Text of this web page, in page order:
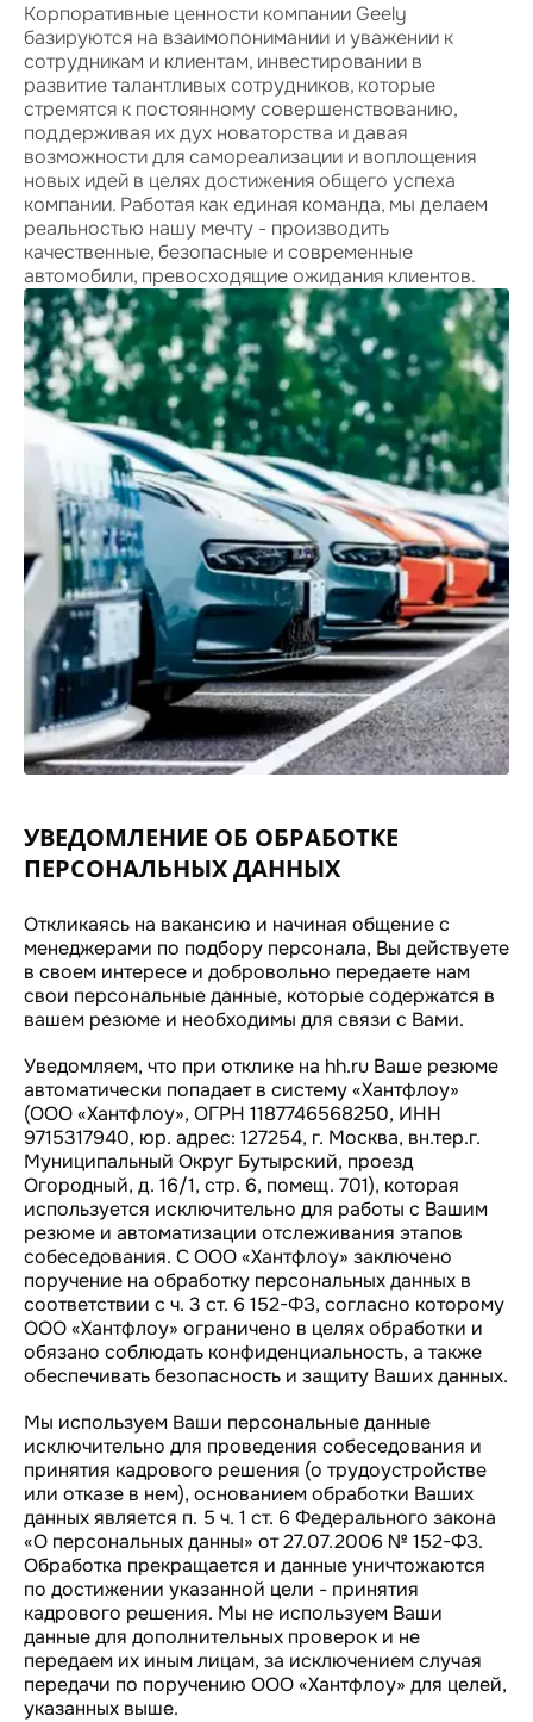
Корпоративные ценности компании Geely
базируются на взаимопонимании и уважении к
сотрудникам и клиентам, инвестировании в
развитие талантливых сотрудников, которые
стремятся к постоянному совершенствованию,
поддерживая их дух новаторства и давая
возможности для самореализации и воплощения
новых идей в целях достижения общего успеха
компании. Работая как единая команда, мы делаем
реальностью нашу мечту - производить
качественные, безопасные и современные
автомобили, превосходящие ожидания клиентов.
УВЕДОМЛЕНИЕ ОБ ОБРАБОТКЕ
ПЕРСОНАЛЬНЫХ ДАННЫХ
Откликаясь на вакансию и начиная общение с
менеджерами по подбору персонала, Вы действуете
в своем интересе и добровольно передаете нам
свои персональные данные, которые содержатся в
вашем резюме и необходимы для связи с Вами.
Уведомляем, что при отклике на hh.ru Ваше резюме
автоматически попадает в систему «Хантфлоу»
(ООО «Хантфлоу», ОГРН 1187746568250, ИНН
9715317940, юр. адрес: 127254, г. Москва, вн.тер.г.
Муниципальный Округ Бутырский, проезд
Огородный, д. 16/1, стр. 6, помещ. 701), которая
используется исключительно для работы с Вашим
резюме и автоматизации отслеживания этапов
собеседования. С ООО «Хантфлоу» заключено
поручение на обработку персональных данных в
соответствии с ч. 3 ст. 6 152-ФЗ, согласно которому
ООО «Хантфлоу» ограничено в целях обработки и
обязано соблюдать конфиденциальность, а также
обеспечивать безопасность и защиту Ваших данных.
Мы используем Ваши персональные данные
исключительно для проведения собеседования и
принятия кадрового решения (о трудоустройстве
или отказе в нем), основанием обработки Ваших
данных является п. 5 ч. 1 ст. 6 Федерального закона
«О персональных данны» от 27.07.2006 № 152-ФЗ.
Обработка прекращается и данные уничтожаются
по достижении указанной цели - принятия
кадрового решения. Мы не используем Ваши
данные для дополнительных проверок и не
передаем их иным лицам, за исключением случая
передачи по поручению ООО «Хантфлоу» для целей,
указанных выше.